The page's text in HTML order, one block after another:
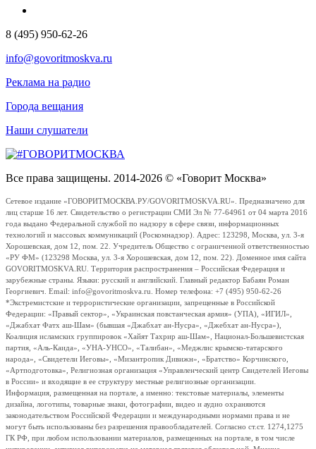
8 (495) 950-62-26
info@govoritmoskva.ru
Реклама на радио
Города вещания
Наши слушатели
Все права защищены. 2014-2026 © «Говорит Москва»
Сетевое издание «ГОВОРИТМОСКВА.РУ/GOVORITMOSKVA.RU». Предназначено для
лиц старше 16 лет. Свидетельство о регистрации СМИ Эл № 77-64961 от 04 марта 2016
года выдано Федеральной службой по надзору в сфере связи, информационных
технологий и массовых коммуникаций (Роскомнадзор). Адрес: 123298, Москва, ул. 3-я
Хорошевская, дом 12, пом. 22. Учредитель Общество с ограниченной ответственностью
«РУ ФМ» (123298 Москва, ул. 3-я Хорошевская, дом 12, пом. 22). Доменное имя сайта
GOVORITMOSKVA.RU. Территория распространения – Российская Федерация и
зарубежные страны. Языки: русский и английский. Главный редактор Бабаян Роман
Георгиевич. Email: info@govoritmoskva.ru. Номер телефона: +7 (495) 950-62-26
*Экстремистские и террористические организации, запрещенные в Российской
Федерации: «Правый сектор», «Украинская повстанческая армия» (УПА), «ИГИЛ»,
«Джабхат Фатх аш-Шам» (бывшая «Джабхат ан-Нусра», «Джебхат ан-Нусра»),
Коалиция исламских группировок «Хайят Тахрир аш-Шам», Национал-Большевистская
партия, «Аль-Каида», «УНА-УНСО», «Талибан», «Меджлис крымско-татарского
народа», «Свидетели Иеговы», «Мизантропик Дивижн», «Братство» Корчинского,
«Артподготовка», Религиозная организация «Управленческий центр Свидетелей Иеговы
в России» и входящие в ее структуру местные религиозные организации.
Информация, размещенная на портале, а именно: текстовые материалы, элементы
дизайна, логотипы, товарные знаки, фотографии, видео и аудио охраняются
законодательством Российской Федерации и международными нормами права и не
могут быть использованы без разрешения правообладателей. Согласно ст.ст. 1274,1275
ГК РФ, при любом использовании материалов, размещенных на портале, в том числе